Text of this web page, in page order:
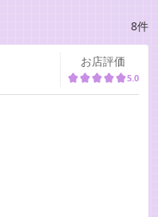
8件
お店評価
5.0